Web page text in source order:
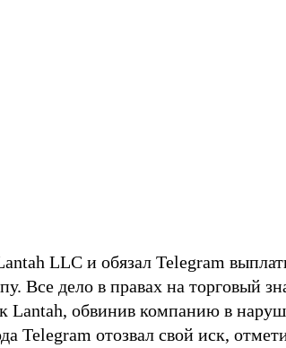
LLC и обязал Telegram
Все дело в правах на торговый
Lantah, обвинив компанию в
Telegram отозвал свой иск,